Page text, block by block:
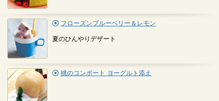
フローズンブルーベリー＆レモン
夏のひんやりデザート
桃のコンポート ヨーグルト添え